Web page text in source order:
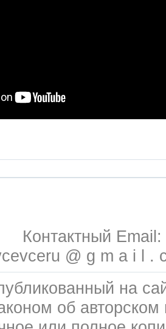
Контактный Email:
@ g m a i l .
на
об